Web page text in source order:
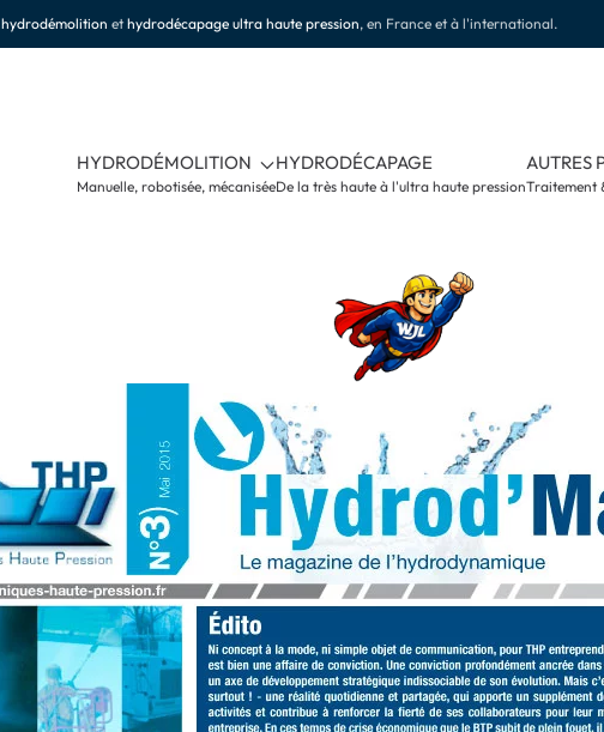
hydrodémolition et hydrodécapage ultra haute pression, en France et à l'international.
HYDRODÉMOLITION
Manuelle, robotisée, mécanisée
HYDRODÉCAPAGE
De la très haute à l'ultra haute pression
AUTRES
Traitement